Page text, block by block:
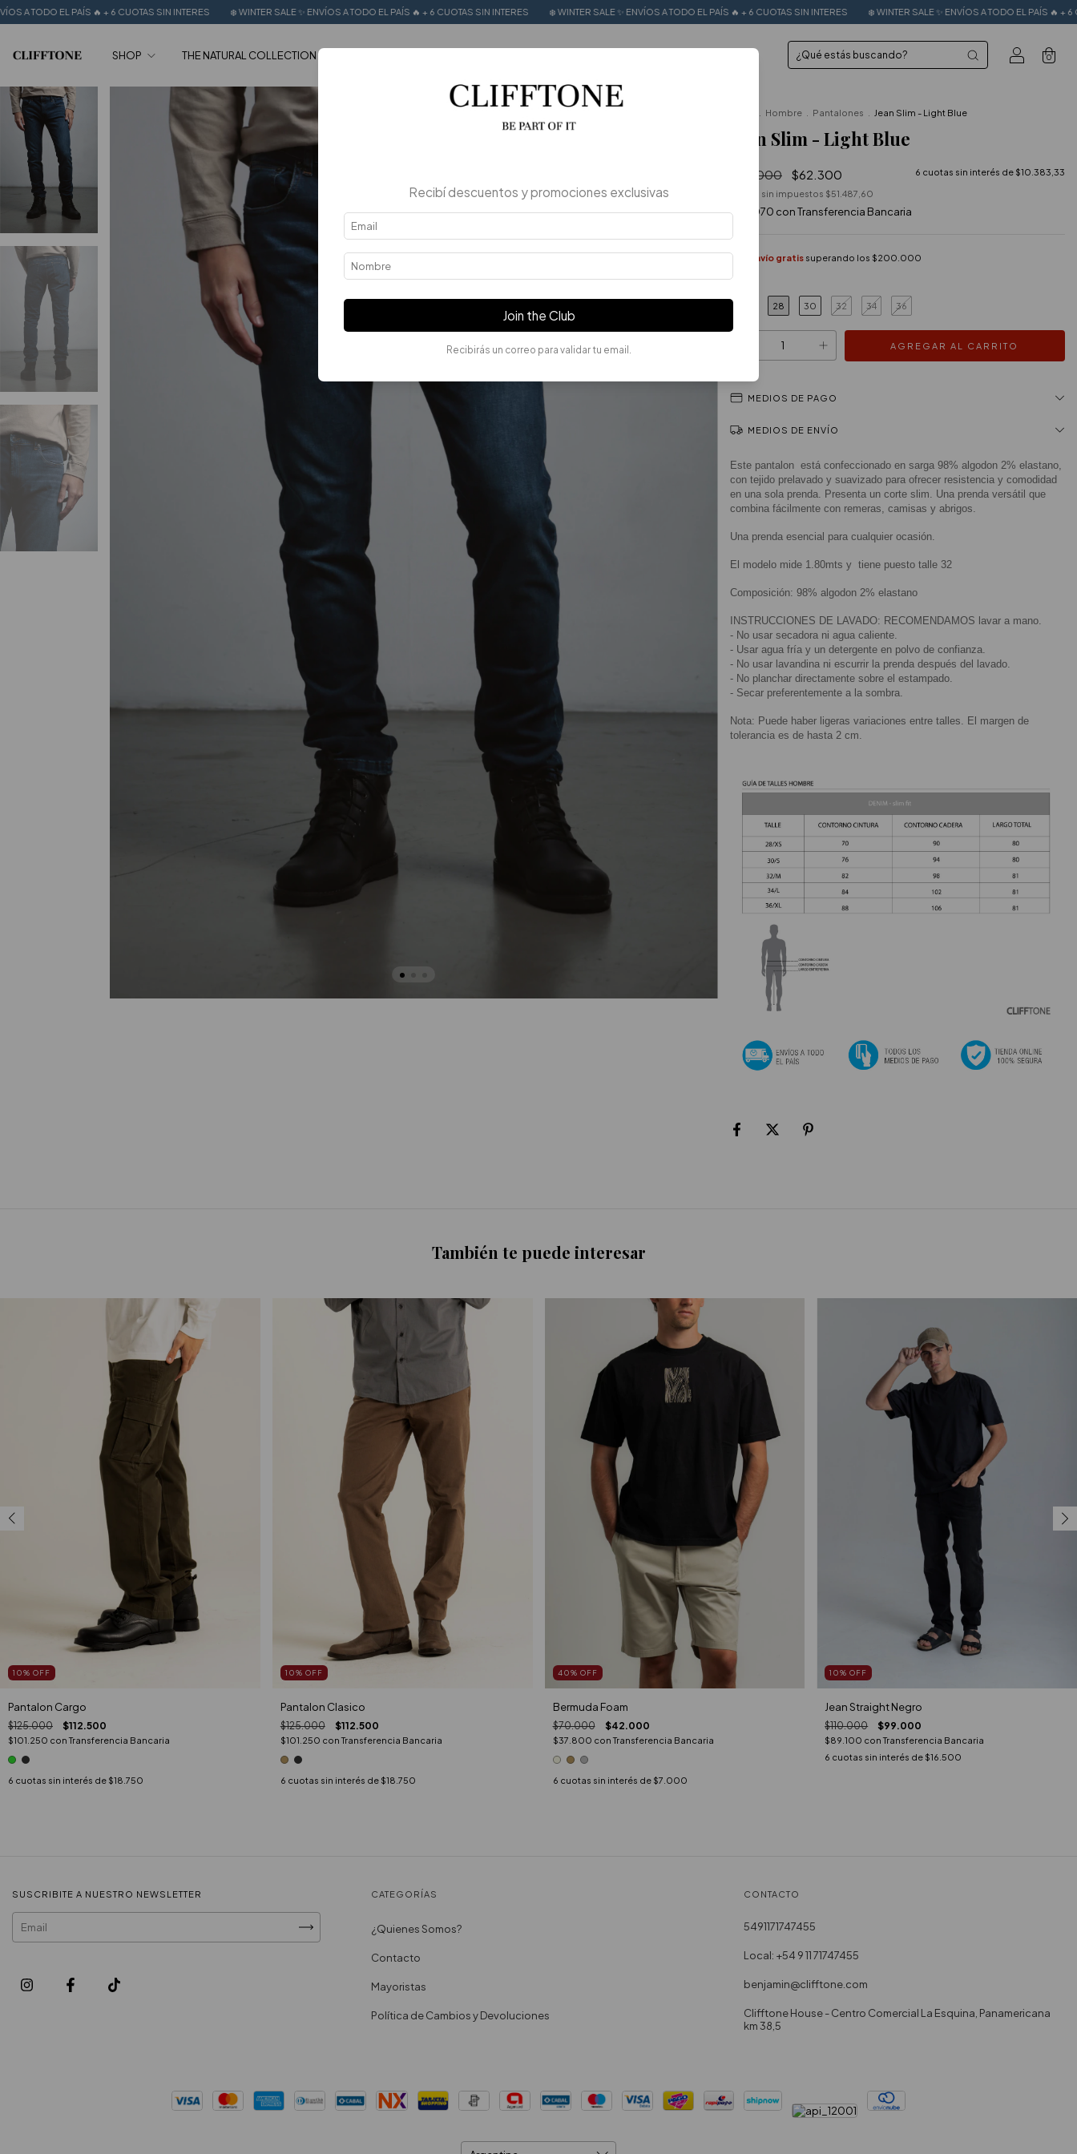
PAÍS 🔥 + 6 CUOTAS SIN INTERES ❄️ WINTER SALE ✨ ENVÍOS A TODO EL PAÍS 🔥 + 6 CUOTAS SIN INTERES ❄️ WINTER SALE ✨ ENVÍOS A TODO EL PAÍS 🔥 + 6 CUOTAS SIN INTERES ❄️ WINTER SALE ✨ ENVÍOS A TODO EL PAÍS 🔥 + 6 CUOTAS SIN
SHOP THE NATURAL COLLECTION 0
Hombre Pantalones Jean Slim - Light Blue
Jean Slim - Light Blue
$89.000 $62.300 6 cuotas sin interés de $10.383,33
Precio sin impuestos $51.487,60
$56.070 conTransferencia Bancaria
Envío gratis superando los $200.000
28 30 32 34 36
MEDIOS DE PAGO
MEDIOS DE ENVÍO
Este pantalon está confeccionado en sarga 98% algodon 2% elastano,
con tejido prelavado y suavizado para ofrecer resistencia y comodidad
en una sola prenda. Presenta un corte slim. Una prenda versátil que
combina fácilmente con remeras, camisas y abrigos.
Una prenda esencial para cualquier ocasión.
El modelo mide 1.80mts y tiene puesto talle 32
Composición: 98% algodon 2% elastano
INSTRUCCIONES DE LAVADO: RECOMENDAMOS lavar a mano.
- No usar secadora ni agua caliente.
- Usar agua fría y un detergente en polvo de confianza.
- No usar lavandina ni escurrir la prenda después del lavado.
- No planchar directamente sobre el estampado.
- Secar preferentemente a la sombra.
Nota: Puede haber ligeras variaciones entre talles. El margen de
tolerancia es de hasta 2 cm.
También te puede interesar
10% OFF
Pantalon Cargo
$125.000 $112.500
$101.250 con Transferencia Bancaria
6 cuotas sin interés de $18.750
10% OFF
Pantalon Clasico
$125.000 $112.500
$101.250 con Transferencia Bancaria
6 cuotas sin interés de $18.750
40% OFF
Bermuda Foam
$70.000 $42.000
$37.800 conTransferencia Bancaria
6 cuotas sin interés de $7.000
10%OFF
Jean Straight Negro
$110.000 $99.000
$89.100 con Transferencia Bancaria
6 cuotas sin interés de $16.500
SUSCRIBITE A NUESTRO NEWSLETTER CATEGORÍAS
¿Quienes Somos?
Contacto
Mayoristas
Política de Cambios y Devoluciones
CONTACTO
5491171747455
Local: +54 9 11 71747455
benjamin@clifftone.com
Clifftone House - Centro Comercial La Esquina, Panamericana
km 38,5
Recibí descuentos y promociones exclusivas
Join the Club
Recibirás un correo para validar tu email.